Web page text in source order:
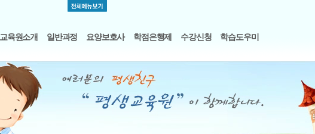
교육원소개 일반과정 요양보호사 학점은행제 수강신청 학습도우미